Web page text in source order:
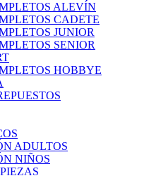
ALEVÍN
CADETE
JUNIOR
SENIOR
HOBBYE
ADULTOS
NIÑOS